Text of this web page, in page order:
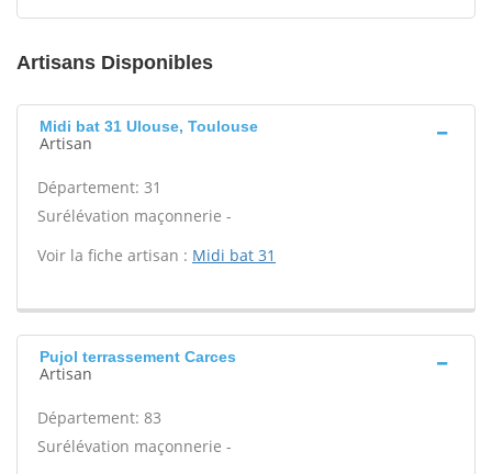
Artisans Disponibles
Midi bat 31 Ulouse, Toulouse
Artisan
Département: 31
Surélévation maçonnerie -
Voir la fiche artisan : Midi bat 31
Pujol terrassement Carces
Artisan
Département: 83
Surélévation maçonnerie -